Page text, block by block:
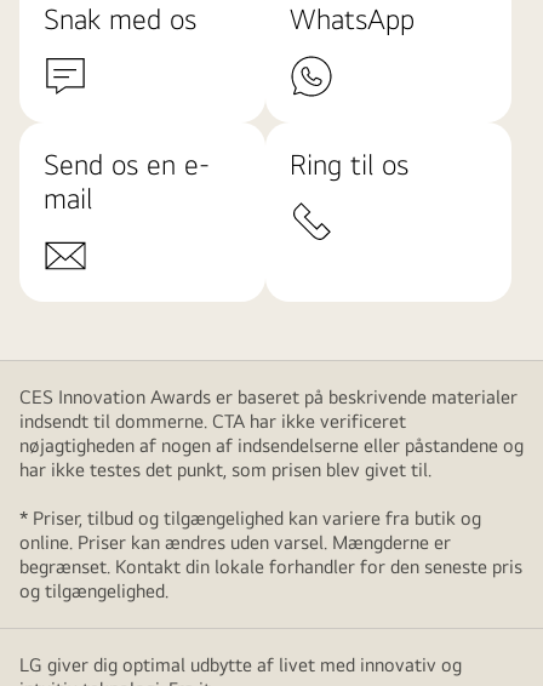
Snak med os WhatsApp
Send os en e-
mail
Ring til os
CES Innovation Awards er baseret på beskrivende materialer
indsendt til dommerne. CTA har ikke verificeret
nøjagtigheden af nogen af indsendelserne eller påstandene og
har ikke testes det punkt, som prisen blev givet til.
* Priser, tilbud og tilgængelighed kan variere fra butik og
online. Priser kan ændres uden varsel. Mængderne er
begrænset. Kontakt din lokale forhandler for den seneste pris
og tilgængelighed.
LG giver dig optimal udbytte af livet med innovativ og